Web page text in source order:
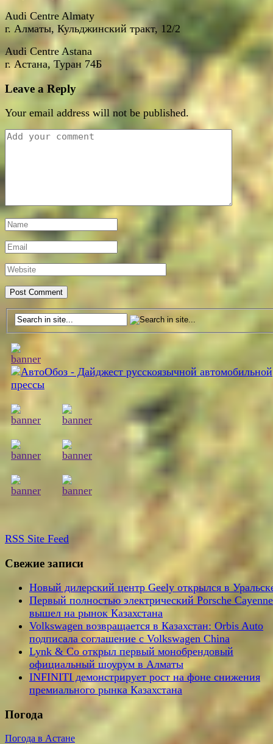
Audi Centre Almaty
г. Алматы, Кульджинский тракт, 12/2
Audi Centre Astana
г. Астана, Туран 74Б
Leave a Reply
Your email address will not be published.
RSS Site Feed
Свежие записи
Новый дилерский центр Geely открылся в
Первый полностью электрический Porsche Cayenne
вышел на рынок Казахстана
Volkswagen возвращается в Казахстан: Orbis Auto
подписала соглашение с Volkswagen China
Lynk & Co открыл первый монобрендовый
официальный шоурум в Алматы
INFINITI демонстрирует рост на фоне снижения
премиального рынка Казахстана
Погода
Погода в Астане